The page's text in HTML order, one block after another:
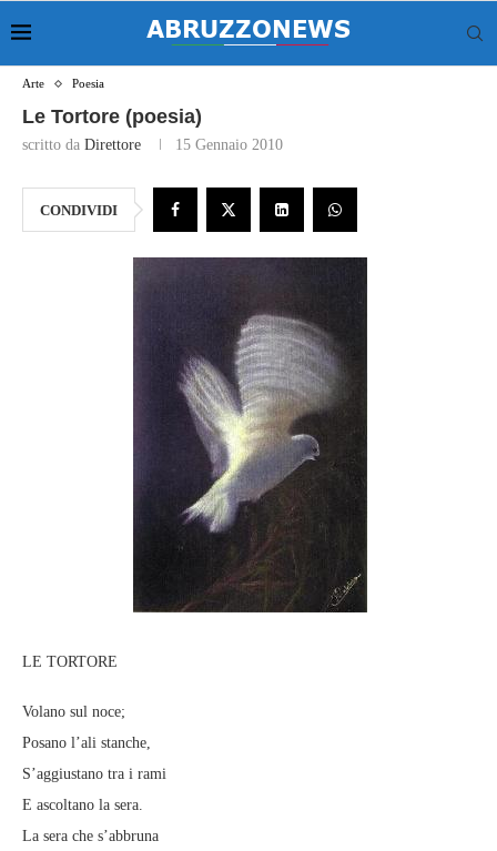
Arte Poesia
Le Tortore (poesia)
scritto da Direttore 15 Gennaio 2010
CONDIVIDI
LE TORTORE
Volano sul noce;
Posano l’ali stanche,
S’aggiustano tra i rami
E ascoltano la sera.
La sera che s’abbruna